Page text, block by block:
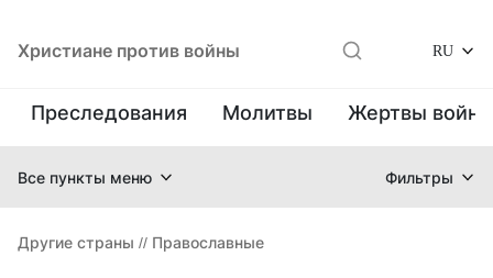
Христиане против войны RU
Преследования Молитвы Жертвы
Все пункты меню Фильтры
Другие страны // Православные